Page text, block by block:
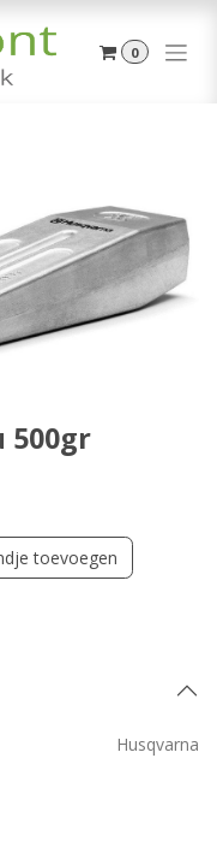
0
500gr
toevoegen
Husqvarna